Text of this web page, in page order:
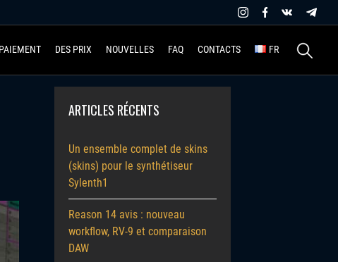
PAIEMENT DES PRIX NOUVELLES FAQ CONTACTS FR
ARTICLES RÉCENTS
Un ensemble complet de skins
(skins) pour le synthétiseur
Sylenth1
Reason 14 avis : nouveau
workflow, RV-9 et comparaison
DAW